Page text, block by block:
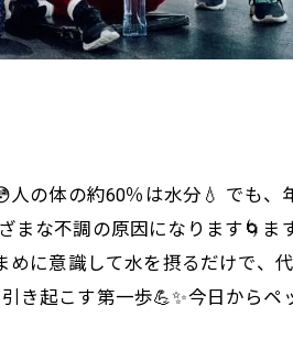
の体の約60％は水分💧 でも
な不調の原因になります🌀ま
に意識して水を摂るだけで
き起こす第一歩💪✨今日から